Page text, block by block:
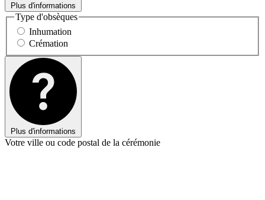
Plus d'informations
Type d'obsèques
Inhumation
Crémation
Plus d'informations
Votre ville ou code postal de la cérémonie